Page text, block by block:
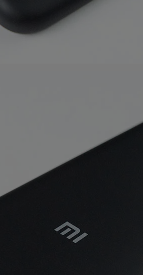
Чехол для Xiaomi Redmi 9
бампер EXPERTS Soft touch
руб/мес